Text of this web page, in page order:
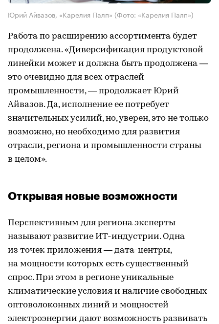
Юрий Айвазов, «Карелия Палп» (Фото: «Карелия Палп»)
Работа по расширению ассортимента будет
продолжена. «Диверсификация продуктовой
линейки может и должна быть продолжена —
это очевидно для всех отраслей
промышленности, — продолжает Юрий
Айвазов. Да, исполнение ее потребует
значительных усилий, но, уверен, это не только
возможно, но необходимо для развития
отрасли, региона и промышленности страны
в целом».
Открывая новые возможности
Перспективным для региона эксперты
называют развитие ИТ-индустрии. Одна
из точек приложения — дата-центры,
на мощности которых есть существенный
спрос. При этом в регионе уникальные
климатические условия и наличие свободных
оптоволоконных линий и мощностей
электроэнергии дают возможность развивать